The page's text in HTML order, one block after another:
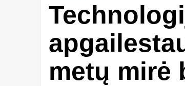
metų mirė